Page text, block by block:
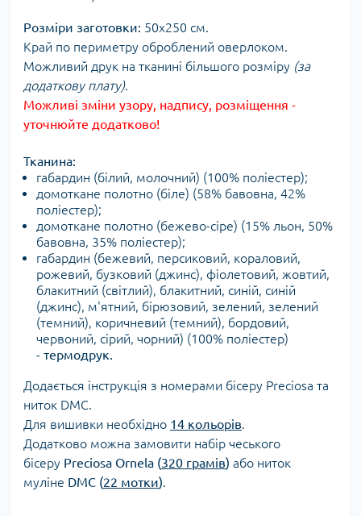
Розміри заготовки: 50х250 см.
Край по периметру оброблений оверлоком.
Можливий друк на тканині більшого розміру (за
додаткову плату).
Можливі зміни узору, надпису, розміщення -
уточнюйте додатково!
Тканина:
габардин (білий, молочний) (100% поліестер);
домоткане полотно (біле) (58% бавовна, 42%
поліестер);
домоткане полотно (бежево-сіре) (15% льон, 50%
бавовна, 35% поліестер);
габардин (бежевий, персиковий, кораловий,
рожевий, бузковий (джинс), фіолетовий, жовтий,
блакитний (світлий), блакитний, синій, синій
(джинс), м'ятний, бірюзовий, зелений, зелений
(темний), коричневий (темний), бордовий,
червоний, сірий, чорний) (100% поліестер)
- термодрук.
Додається інструкція з номерами бісеру Preciosa та
ниток DMC.
Для вишивки необхідно 14 кольорів.
Додатково можна замовити набір чеського
бісеру Preciosa Ornela (320 грамів) або ниток
муліне DMC (22 мотки).